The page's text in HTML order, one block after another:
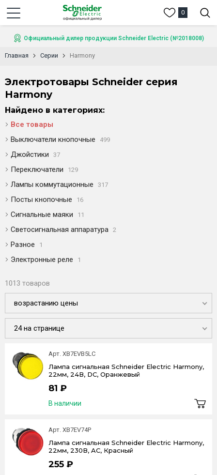
0
Официальный дилер продукции Schneider Electric (№2018008)
Главная Серии Harmony
Электротовары Schneider серия
Harmony
Найдено в категориях:
Все товары
Выключатели кнопочные
499
Джойстики 37
Переключатели 129
Лампы коммутационные 317
Посты кнопочные 16
Сигнальные маяки 11
Светосигнальная аппаратура 2
Разное 1
Электронные реле 1
1013 товаров
возрастанию цены
24 на странице
Арт. XB7EVB5LC
Лампа сигнальная Schneider Electric Harmony,
22мм, 24В, DC, Оранжевый
81 ₽
В наличии
Арт. XB7EV74P
Лампа сигнальная Schneider Electric Harmony,
22мм, 230В, AC, Красный
255 ₽